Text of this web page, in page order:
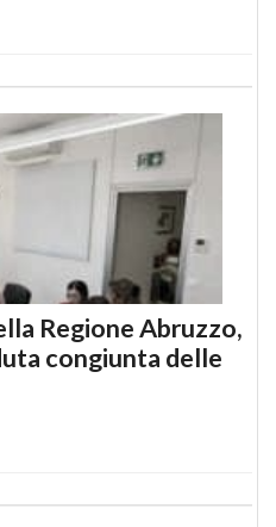
Regione Abruzzo,
congiunta delle